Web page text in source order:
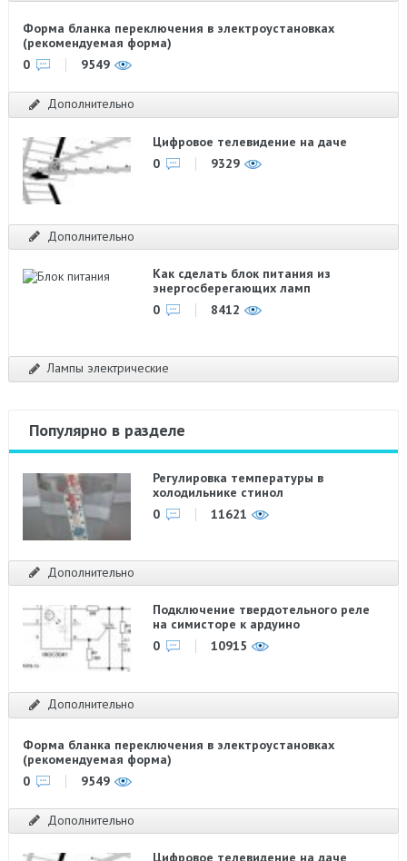
Форма бланка переключения в электроустановках
(рекомендуемая форма)
0
9549
Дополнительно
Цифровое телевидение на даче
0
9329
Дополнительно
Как сделать блок питания из
энергосберегающих ламп
0
8412
Лампы электрические
Популярно в разделе
Регулировка температуры в
холодильнике стинол
0
11621
Дополнительно
Подключение твердотельного реле
на симисторе к ардуино
0
10915
Дополнительно
Форма бланка переключения в электроустановках
(рекомендуемая форма)
0
9549
Дополнительно
Цифровое телевидение на даче